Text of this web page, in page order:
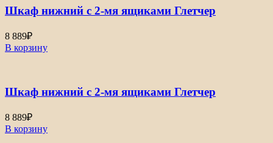
Шкаф нижний с 2-мя ящиками Глетчер
8 889₽
В корзину
Шкаф нижний с 2-мя ящиками Глетчер
8 889₽
В корзину